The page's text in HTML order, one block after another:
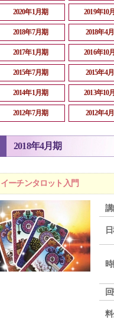
2020年1月期 2019年10
2018年7月期 2018年4
2017年1月期 2016年10
2015年7月期 2015年4
2014年1月期 2013年10
2012年7月期 2012年4
2018年4月期
イーチンタロット入門